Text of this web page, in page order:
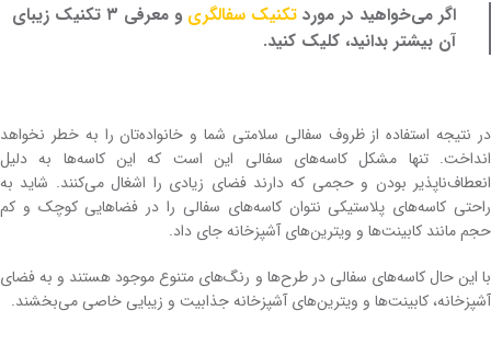
اگر می‌خواهید در مورد تکنیک‌ سفالگری
و معرفی ۳ تکنیک زیبای
آن بیشتر بدانید، کلیک کنید.
در نتیجه استفاده از ظروف سفالی سلامتی شما و خانواده‌تان را به خطر نخواهد
انداخت. تنها مشکل کاسه‌های سفالی این است که این کاسه‌‌ها به دلیل
انعطاف‌‌ناپذیر بودن و حجمی که دارند فضای زیادی را اشغال می‌کنند. شاید به
راحتی کاسه‌های پلاستیکی نتوان کاسه‌های سفالی را در فضاهایی کوچک و کم
حجم مانند کابینت‌ها و ویترین‌های آشپزخانه جای داد.
با این حال کاسه‌های سفالی در طرح‌ها و رنگ‌های متنوع موجود هستند و به فضای
آشپزخانه، کابینت‌ها و ویترین‌های آشپزخانه جذابیت و زیبایی خاصی می‌بخشند.